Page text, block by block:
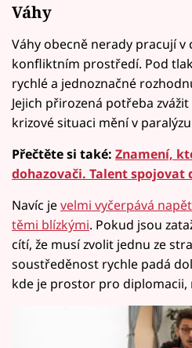
Váhy
Váhy obecně nerady pracují v
konfliktním prostředí. Pod
rychlé a jednoznačné
Jejich přirozená potřeba
krizové situaci mění v
Přečtěte si také: Znamení,
dohazovači. Talent spojovat
Navíc jevelmi vyčerpává
těmi blízkými. Pokud jsou
cítí, že musí zvolit jednu ze
soustředěnost rychle padá
kde je prostor pro diplomacii,